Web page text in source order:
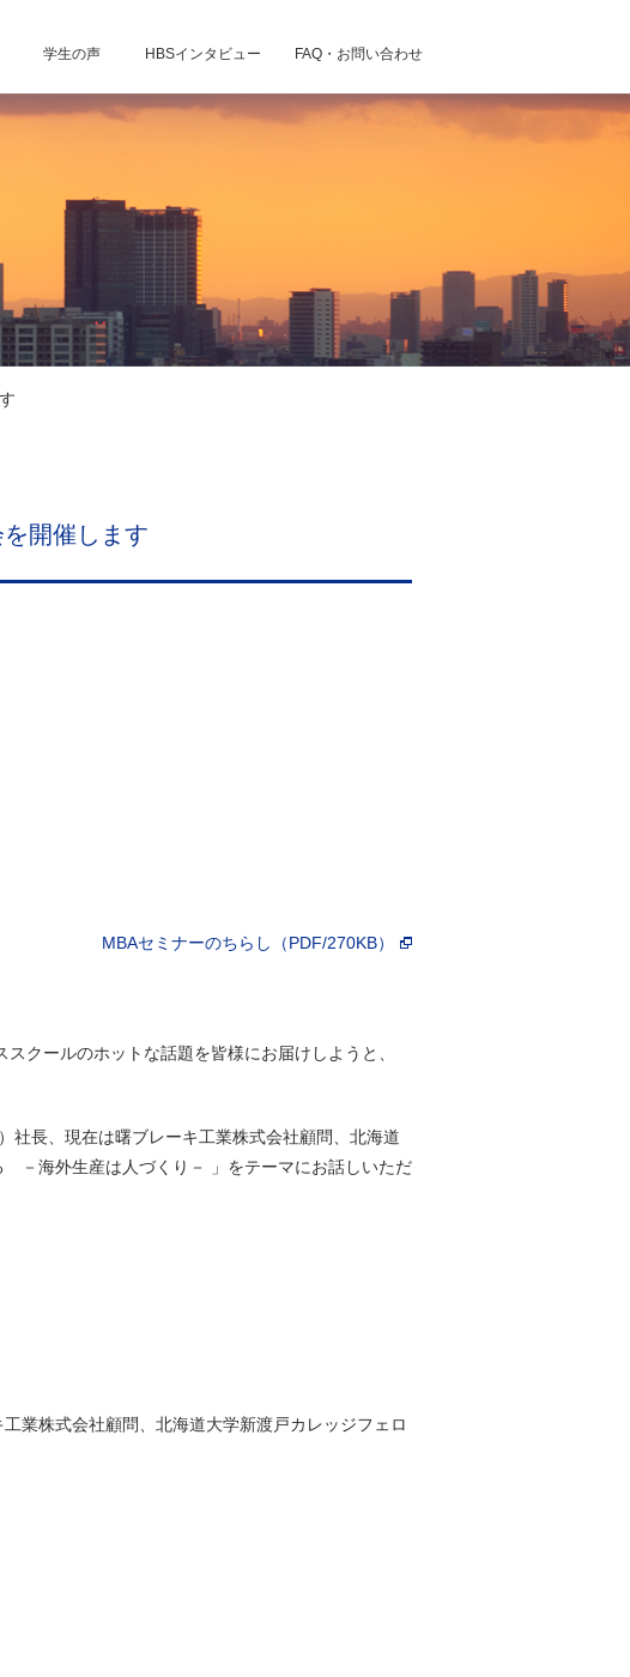
学生の声 HBSインタビュー FAQ・お問い合わせ
開催します
MBAセミナーのちらし（PDF/270KB）
クールのホットな話題を皆様にお届けしようと、
社長、現在は曙ブレーキ工業株式会社顧問、北海道
－海外生産は人づくり－ 」をテーマにお話しいただ
株式会社顧問、北海道大学新渡戸カレッジフェロ